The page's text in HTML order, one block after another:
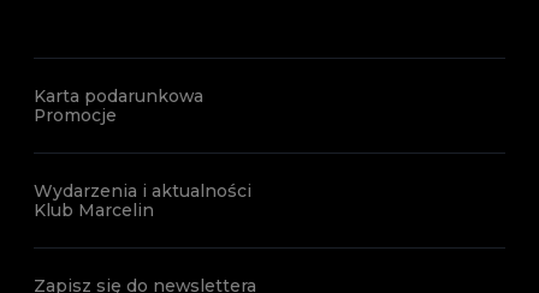
Karta podarunkowa
Promocje
Wydarzenia i aktualności
Klub Marcelin
Zapisz się do newslettera